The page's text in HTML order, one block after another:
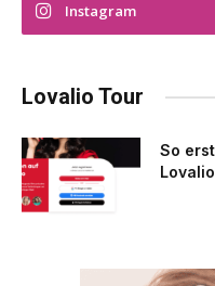
Instagram
Lovalio Tour
So